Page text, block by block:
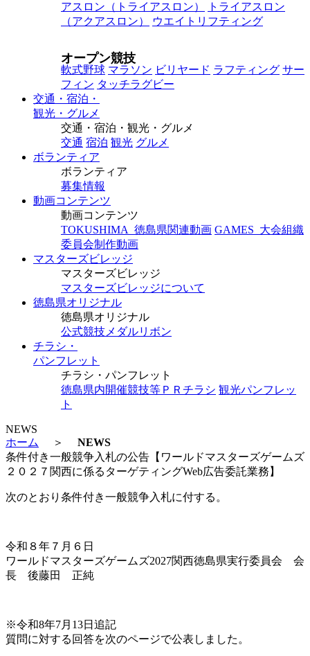
アスロン （トライアスロン）
トライアスロン
（アクアスロン）
ウエイトリフティング
オープン競技
軟式野球 マラソン ビリヤード ラフティング サー
フィン タッチラグビー
交通・宿泊・
観光・グルメ
交通・宿泊・観光・グルメ
交通 宿泊 観光 グルメ
ボランティア
ボランティア
募集情報
動画コンテンツ
動画コンテンツ
TOKUSHIMA_徳島県関連動画 GAMES_大会組織
委員会制作動画
マスターズビレッジ
マスターズビレッジ
マスターズビレッジについて
徳島県オリジナル
徳島県オリジナル
公式競技メダルリボン
チラシ・
パンフレット
チラシ・パンフレット
徳島県内開催競技等ＰＲチラシ 観光パンフレッ
ト
NEWS
ホーム
＞ NEWS
条件付き一般競争入札の公告【ワールドマスターズゲームズ
２０２７関西に係るターゲティングWeb広告委託業務】
次のとおり条件付き一般競争入札に付する。
令和８年７月６日
ワールドマスターズゲームズ2027関西徳島県実行委員会 会
長 後藤田 正純
※令和8年7月13日追記
質問に対する回答を次のページで公表しました。